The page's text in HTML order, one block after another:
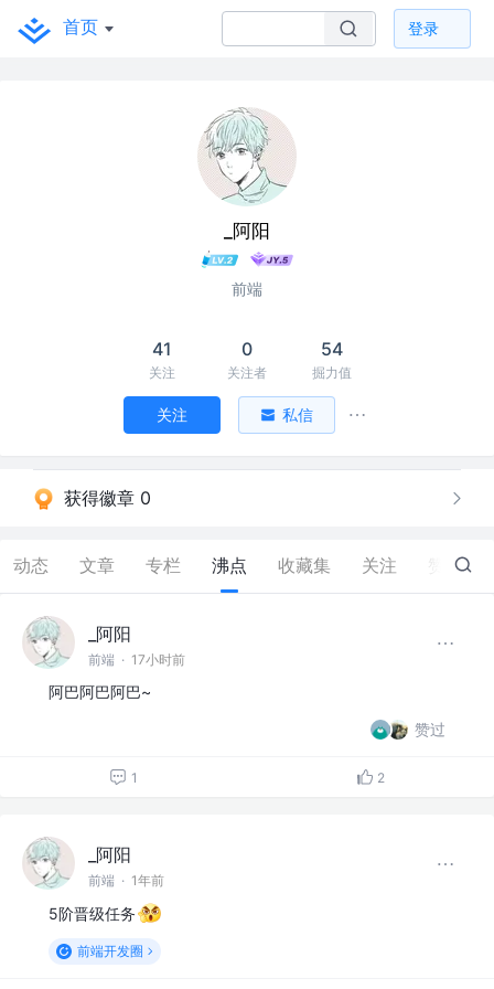
首页 登录
_阿阳
前端
41
关注
0
关注者
54
掘力值
关注 私信
获得徽章 0
动态 文章 专栏 沸点 收藏集 关注 81
_阿阳
前端 · 17小时前
阿巴阿巴阿巴~
赞过
1 2
_阿阳
前端 · 1年前
5阶晋级任务
前端开发圈